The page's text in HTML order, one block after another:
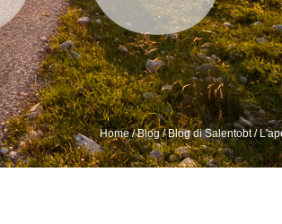
Home/Blog/Blog di Salentobt/